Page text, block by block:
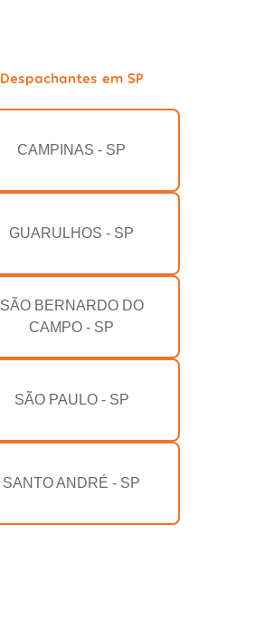
Despachantes em SP
CAMPINAS - SP
GUARULHOS - SP
SÃO BERNARDO DO
CAMPO - SP
SÃO PAULO - SP
SANTO ANDRÉ - SP